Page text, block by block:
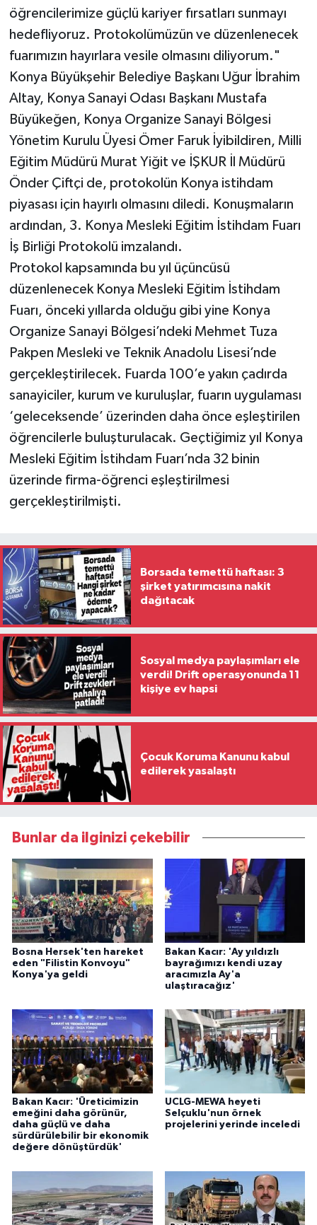
öğrencilerimize güçlü kariyer fırsatları sunmayı
hedefliyoruz. Protokolümüzün ve düzenlenecek
fuarımızın hayırlara vesile olmasını diliyorum."
Konya Büyükşehir Belediye Başkanı Uğur İbrahim
Altay, Konya Sanayi Odası Başkanı Mustafa
Büyükeğen, Konya Organize Sanayi Bölgesi
Yönetim Kurulu Üyesi Ömer Faruk İyibildiren, Milli
Eğitim Müdürü Murat Yiğit ve İŞKUR İl Müdürü
Önder Çiftçi de, protokolün Konya istihdam
piyasası için hayırlı olmasını diledi. Konuşmaların
ardından, 3. Konya Mesleki Eğitim İstihdam Fuarı
İş Birliği Protokolü imzalandı.
Protokol kapsamında bu yıl üçüncüsü
düzenlenecek Konya Mesleki Eğitim İstihdam
Fuarı, önceki yıllarda olduğu gibi yine Konya
Organize Sanayi Bölgesi’ndeki Mehmet Tuza
Pakpen Mesleki ve Teknik Anadolu Lisesi’nde
gerçekleştirilecek. Fuarda 100’e yakın çadırda
sanayiciler, kurum ve kuruluşlar, fuarın uygulaması
‘geleceksende’ üzerinden daha önce eşleştirilen
öğrencilerle buluşturulacak. Geçtiğimiz yıl Konya
Mesleki Eğitim İstihdam Fuarı’nda 32 binin
üzerinde firma-öğrenci eşleştirilmesi
gerçekleştirilmişti.
Borsada temettü haftası: 3
şirket yatırımcısına nakit
dağıtacak
Sosyal medya paylaşımları ele
verdi! Drift operasyonunda 11
kişiye ev hapsi
Çocuk Koruma Kanunu kabul
edilerek yasalaştı
Bunlar da ilginizi çekebilir
Bosna Hersek'ten hareket
eden "Filistin Konvoyu"
Konya'ya geldi
Bakan Kacır: 'Ay yıldızlı
bayrağımızı kendi uzay
aracımızla Ay'a
ulaştıracağız'
Bakan Kacır: 'Üreticimizin
emeğini daha görünür,
daha güçlü ve daha
sürdürülebilir bir ekonomik
değere dönüştürdük'
UCLG-MEWA heyeti
Selçuklu'nun örnek
projelerini yerinde inceledi